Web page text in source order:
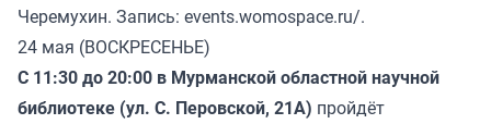
Черемухин. Запись: events.womospace.ru/.
24 мая (ВОСКРЕСЕНЬЕ)
С 11:30 до 20:00 в Мурманской областной научной
библиотеке (ул. С. Перовской, 21А) пройдёт